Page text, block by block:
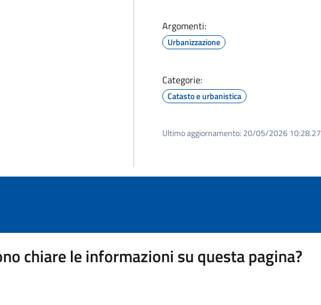
Argomenti:
Urbanizzazione
Categorie:
Catasto e urbanistica
Ultimo aggiornamento: 20/05/2026 10:28.27
chiare le informazioni su questa pagina?